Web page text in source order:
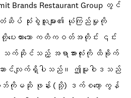
Brands Restaurant Group တွင်
သုံးစွဲသူများ၏ ယုံကြည်မှုကို
န်ုပ်တို့ပေးထားသော ကတိကဝတ်အတိုင်း ၎င်း
သက်ဆိုင်သည့် အရာအားလုံးကို ထိခိုက်
ဆောင်လျက်ရှိပါသည်။ ဤမူဝါဒသည်
ကိုမဆို ဖုန်း (သို့) ဒက်စတော့ ကွန်